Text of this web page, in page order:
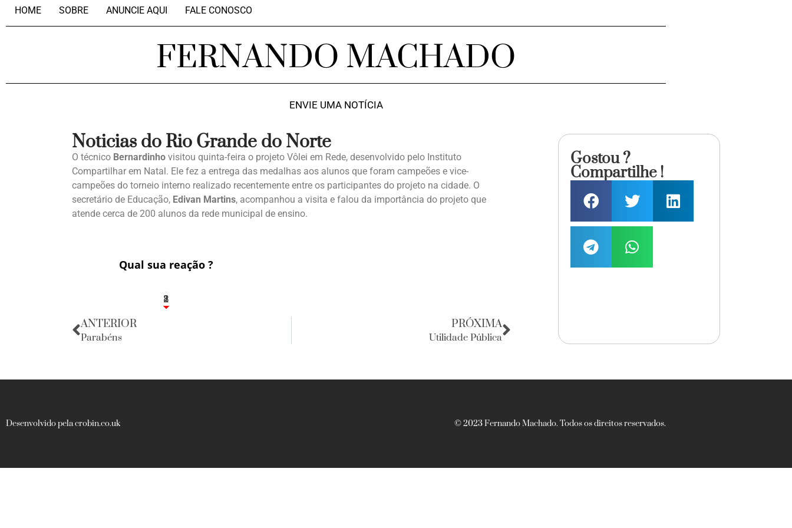
HOME SOBRE ANUNCIE AQUI FALE CONOSCO
FERNANDO MACHADO
ENVIE UMA NOTÍCIA
Noticias do Rio Grande do Norte
O técnico Bernardinho visitou quinta-feira o projeto Vôlei em Rede, desenvolvido pelo Instituto
Compartilhar em Natal. Ele fez a entrega das medalhas aos alunos que foram campeões e vice-
campeões do torneio interno realizado recentemente entre os participantes do projeto na cidade. O
secretário de Educação, Edivan Martins, acompanhou a visita e falou da importância do projeto que
atende cerca de 200 alunos da rede municipal de ensino.
Qual sua reação ?
1
2
8
ANTERIOR
Parabéns
PRÓXIMA
Utilidade Pública
Gostou ?
Compartilhe !
Desenvolvido pela crobin.co.uk © 2023 Fernando Machado. Todos os direitos reservados.